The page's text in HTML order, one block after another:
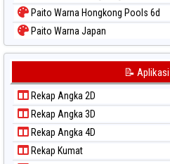
Paito Warna Hongkong Pools 6d
Paito Warna Japan
Paito Warna Japan 6d
Paito Warna Kuda Lari
Paito Warna Magnum Cambodia
Paito Warna Nagoya
Paito Warna New York Midday
Paito Warna North Carolina Day
📝
Rekap Angka 2D
Rekap Angka 3D
Rekap Angka 4D
Rekap Kumat